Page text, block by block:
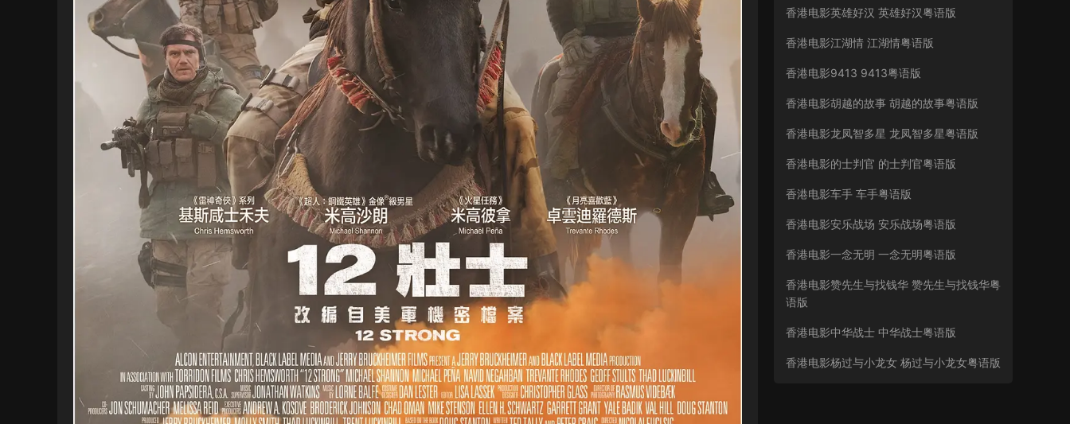
香港电影英雄好汉 英雄好汉粤语版
香港电影江湖情 江湖情粤语版
香港电影9413 9413粤语版
香港电影胡越的故事 胡越的故事粤语版
香港电影龙凤智多星 龙凤智多星粤语版
香港电影的士判官 的士判官粤语版
香港电影车手 车手粤语版
香港电影安乐战场 安乐战场粤语版
香港电影一念无明 一念无明粤语版
香港电影赞先生与找钱华 赞先生与找钱华粤
语版
香港电影中华战士 中华战士粤语版
香港电影杨过与小龙女 杨过与小龙女粤语版